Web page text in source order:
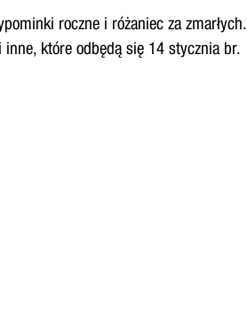
roczne i różaniec za zmarłych.
inne, które odbędą się 14 stycznia br.